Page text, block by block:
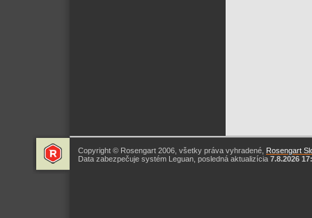
Copyright © Rosengart 2006, všetky práva vyhradené, Rosengart
Data zabezpečuje systém Leguan, posledná aktualizícia 7.8.2026